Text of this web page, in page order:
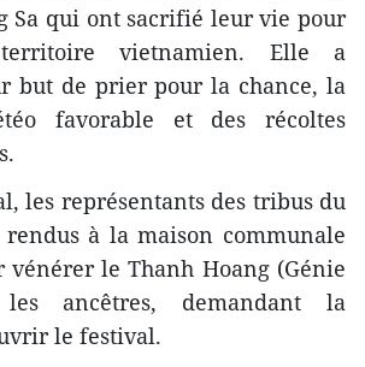
Sa qui ont sacrifié leur vie pour
vietnamien. Elle a
but de prier pour la chance, la
favorable et des récoltes
les représentants des tribus du
à la maison communale
le Thanh Hoang (Génie
ancêtres, demandant la
le festival.